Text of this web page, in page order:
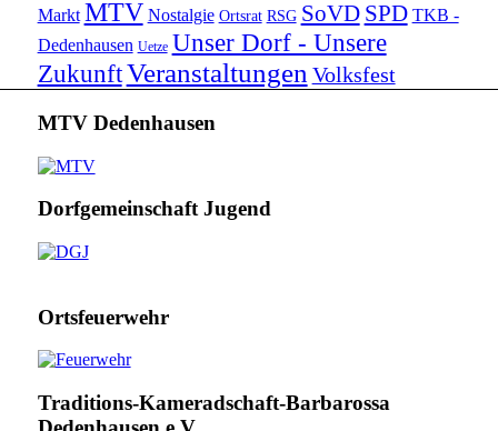
Markt MTV Nostalgie Ortsrat RSG SoVD SPD TKB -
Dedenhausen Uetze Unser Dorf - Unsere
ZukunftVeranstaltungen Volksfest
MTV Dedenhausen
Dorfgemeinschaft Jugend
Ortsfeuerwehr
Traditions-Kameradschaft-Barbarossa